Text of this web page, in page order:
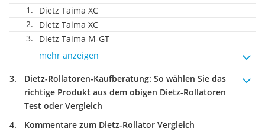
Dietz Taima XC
Dietz Taima XC
Dietz Taima M-GT
mehr anzeigen
Dietz-Rollatoren-Kaufberatung: So wählen Sie das
richtige Produkt aus dem obigen Dietz-Rollatoren
Test oder Vergleich
Kommentare zum Dietz-Rollator Vergleich